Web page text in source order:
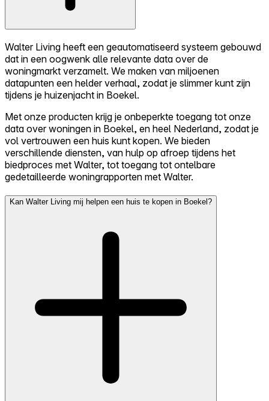
Walter Living heeft een geautomatiseerd systeem gebouwd
dat in een oogwenk alle relevante data over de
woningmarkt verzamelt. We maken van miljoenen
datapunten een helder verhaal, zodat je slimmer kunt zijn
tijdens je huizenjacht in Boekel.
Met onze producten krijg je onbeperkte toegang tot onze
data over woningen in Boekel, en heel Nederland, zodat je
vol vertrouwen een huis kunt kopen. We bieden
verschillende diensten, van hulp op afroep tijdens het
biedproces met Walter, tot toegang tot ontelbare
gedetailleerde woningrapporten met Walter.
Kan Walter Living mij helpen een huis te kopen in Boekel?